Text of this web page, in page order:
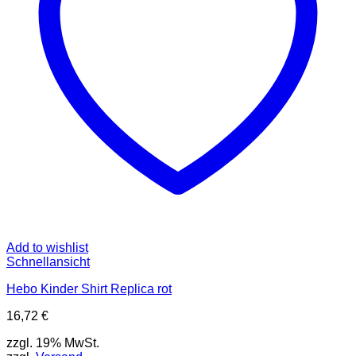
Produktseite
gewählt
werden
Add to wishlist
Schnellansicht
Hebo Kinder Shirt Replica rot
16,72 €
zzgl. 19% MwSt.